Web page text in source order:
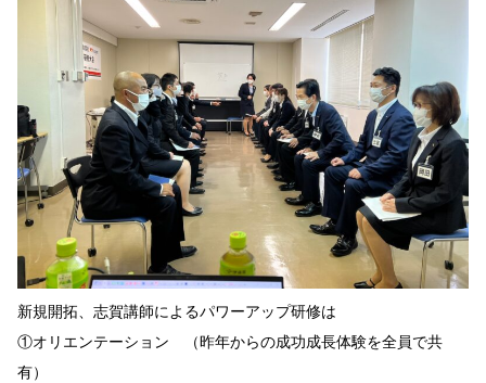
新規開拓、志賀講師によるパワーアップ研修は
①オリエンテーション （昨年からの成功成長体験を全員で共
有）